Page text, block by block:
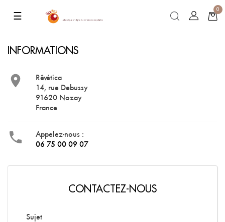
Basculer
☰
0
INFORMATIONS

Rêvética
14, rue Debussy
91620 Nozay
France

Appelez-nous :
06 75 00 09 07
CONTACTEZ-NOUS
Sujet